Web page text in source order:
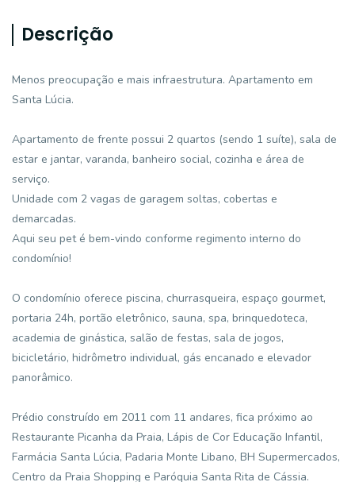
Descrição
Menos preocupação e mais infraestrutura. Apartamento em
Santa Lúcia.
Apartamento de frente possui 2 quartos (sendo 1 suíte), sala de
estar e jantar, varanda, banheiro social, cozinha e área de
serviço.
Unidade com 2 vagas de garagem soltas, cobertas e
demarcadas.
Aqui seu pet é bem-vindo conforme regimento interno do
condomínio!
O condomínio oferece piscina, churrasqueira, espaço gourmet,
portaria 24h, portão eletrônico, sauna, spa, brinquedoteca,
academia de ginástica, salão de festas, sala de jogos,
bicicletário, hidrômetro individual, gás encanado e elevador
panorâmico.
Prédio construído em 2011 com 11 andares, fica próximo ao
Restaurante Picanha da Praia, Lápis de Cor Educação Infantil,
Farmácia Santa Lúcia, Padaria Monte Libano, BH Supermercados,
Centro da Praia Shopping e Paróquia Santa Rita de Cássia.